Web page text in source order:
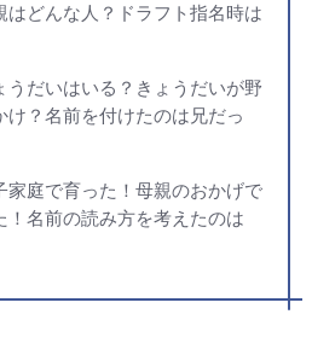
はどんな人？ドラフト指名時は
うだいはいる？きょうだいが野
け？名前を付けたのは兄だっ
家庭で育った！母親のおかげで
！名前の読み方を考えたのは